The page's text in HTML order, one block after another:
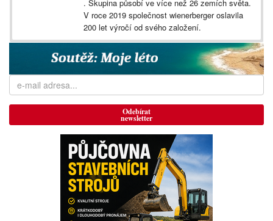
. Skupina působí ve více než 26 zemích světa.
V roce 2019 společnost wienerberger oslavila
200 let výročí od svého založení.
Odebírat
newsletter